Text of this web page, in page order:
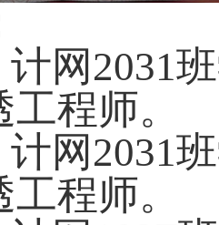
网2031
程师。
网2031
程师。